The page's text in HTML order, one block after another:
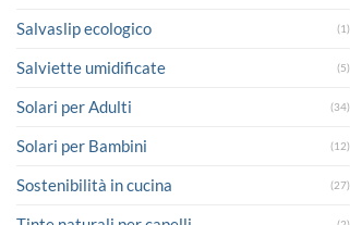
Salvaslip ecologico (1)
Salviette umidificate (5)
Solari per Adulti (34)
Solari per Bambini (12)
Sostenibilità in cucina (27)